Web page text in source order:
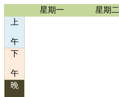
星期一 星期二
上
午
下
午
晚